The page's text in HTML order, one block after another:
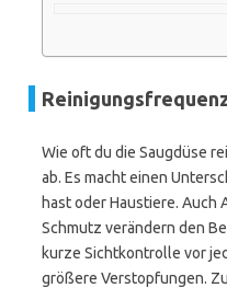
Wie oft du die Saugdüse
ab. Es macht einen
hast oder Haustiere.
Schmutz verändern den
kurze Sichtkontrolle vor
größere Verstopfungen.